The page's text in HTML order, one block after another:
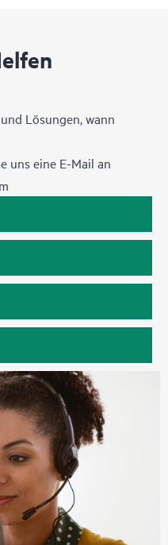
Lösungen, wann
uns eine E-Mail an